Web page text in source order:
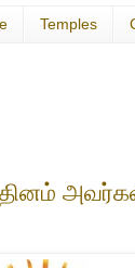
Temples